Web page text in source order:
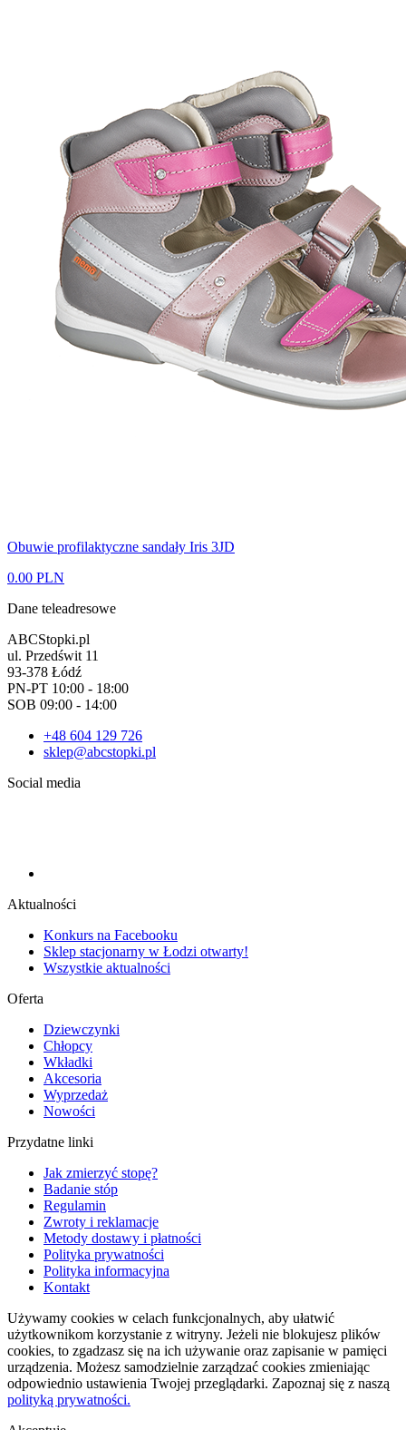
Obuwie profilaktyczne sandały Iris 3JD
0.00 PLN
Dane teleadresowe
ABCStopki.pl
ul. Przedświt 11
93-378 Łódź
PN-PT 10:00 - 18:00
SOB 09:00 - 14:00
+48 604 129 726
sklep@abcstopki.pl
Social media
Aktualności
Konkurs na Facebooku
Sklep stacjonarny w Łodzi otwarty!
Wszystkie aktualności
Oferta
Dziewczynki
Chłopcy
Wkładki
Akcesoria
Wyprzedaż
Nowości
Przydatne linki
Jak zmierzyć stopę?
Badanie stóp
Regulamin
Zwroty i reklamacje
Metody dostawy i płatności
Polityka prywatności
Polityka informacyjna
Kontakt
Używamy cookies w celach funkcjonalnych, aby ułatwić
użytkownikom korzystanie z witryny. Jeżeli nie blokujesz plików
cookies, to zgadzasz się na ich używanie oraz zapisanie w pamięci
urządzenia. Możesz samodzielnie zarządzać cookies zmieniając
odpowiednio ustawienia Twojej przeglądarki. Zapoznaj się z naszą
polityką prywatności.